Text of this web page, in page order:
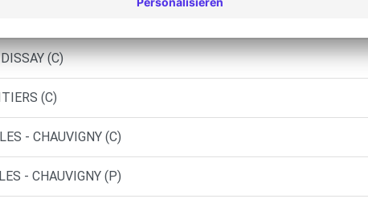
(C)
(C)
- CHAUVIGNY (C)
- CHAUVIGNY (P)